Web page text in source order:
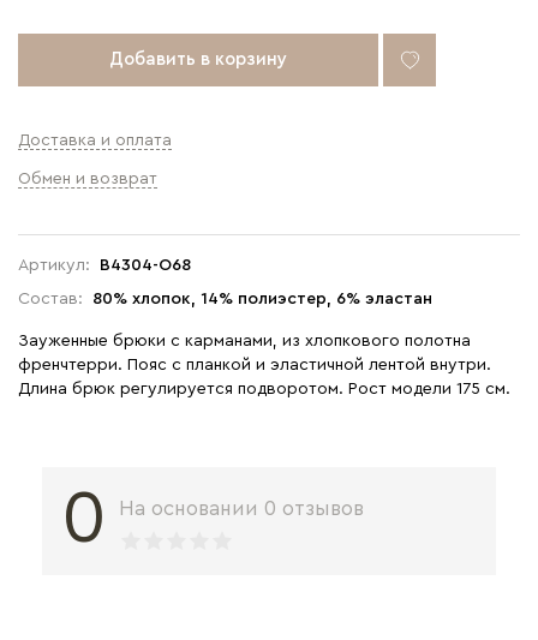
Артикул:
B4304-O68
Состав:
80% хлопок, 14% полиэстер, 6% эластан
Зауженные брюки с карманами, из хлопкового полотна
френчтерри. Пояс с планкой и эластичной лентой внутри.
Длина брюк регулируется подворотом. Рост модели 175 см.
Добавить в корзину
Доставка и оплата
Обмен и возврат
0 На основании 0 отзывов